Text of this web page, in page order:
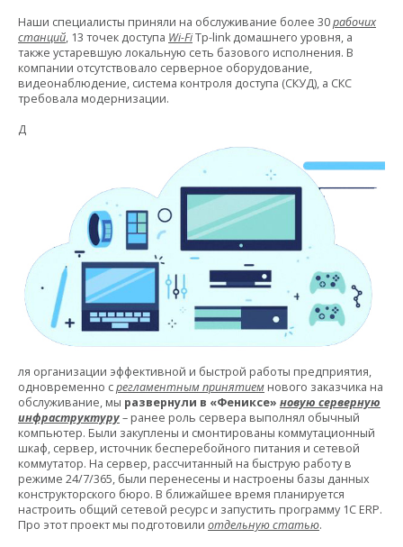
Наши специалисты приняли на обслуживание более 30рабочих
станций, 13 точек доступа Wi-FiTp-link домашнего уровня, а
также устаревшую локальную сеть базового исполнения. В
компании отсутствовало серверное оборудование,
видеонаблюдение, система контроля доступа (СКУД), а СКС
требовала модернизации.
Д
ля организации эффективной и быстрой работы предприятия,
одновременно срегламентным принятием нового заказчика на
обслуживание, мы развернули в «Фениксе» новую серверную
инфраструктуру– ранее роль сервера выполнял обычный
компьютер. Были закуплены и смонтированы коммутационный
шкаф, сервер, источник бесперебойного питания и сетевой
коммутатор. На сервер, рассчитанный на быструю работу в
режиме 24/7/365, были перенесены и настроены базы данных
конструкторского бюро. В ближайшее время планируется
настроить общий сетевой ресурс и запустить программу 1С ERP.
Про этот проект мы подготовили отдельную статью.